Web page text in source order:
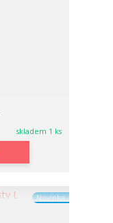
skladem 1 ks
Novinka